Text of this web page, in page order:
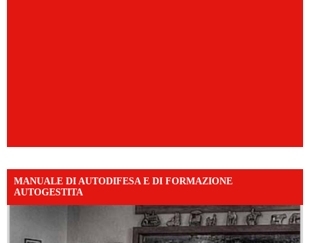
MANUALE DI AUTODIFESA E DI FORMAZIONE
AUTOGESTITA